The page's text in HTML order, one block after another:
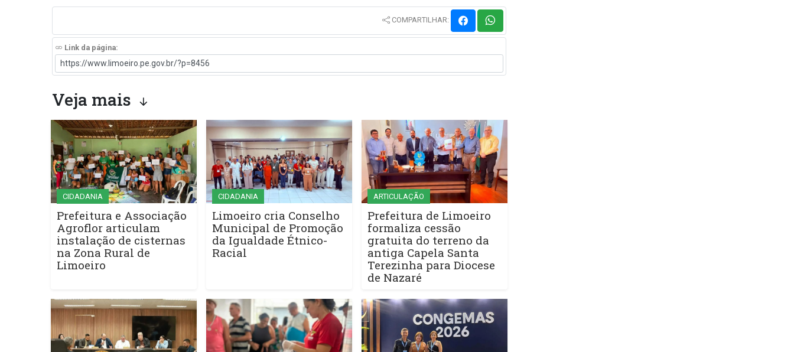
COMPARTILHAR:
Link da página:
Veja mais
CIDADANIA
Prefeitura e Associação
Agroflor articulam
instalação de cisternas
na Zona Rural de
Limoeiro
CIDADANIA
Limoeiro cria Conselho
Municipal de Promoção
da Igualdade Étnico-
Racial
ARTICULAÇÃO
Prefeitura de Limoeiro
formaliza cessão
gratuita do terreno da
antiga Capela Santa
Terezinha para Diocese
de Nazaré